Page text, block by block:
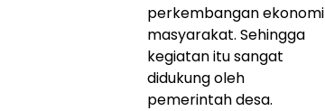
perkembangan ekonomi
masyarakat. Sehingga
kegiatan itu sangat
didukung oleh
pemerintah desa.